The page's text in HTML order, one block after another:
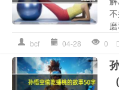
bcf 04-28 0